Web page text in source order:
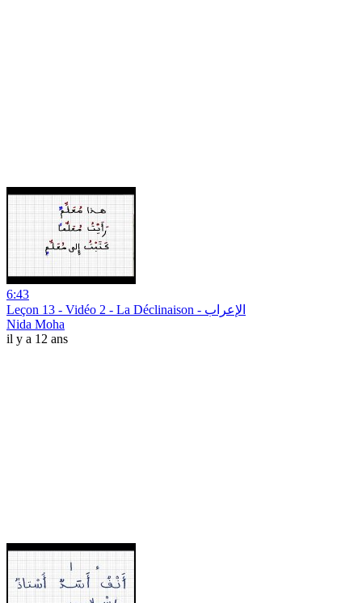
6:43
Leçon 13 - Vidéo 2 - La Déclinaison - الإعراب
Nida Moha
il y a 12 ans